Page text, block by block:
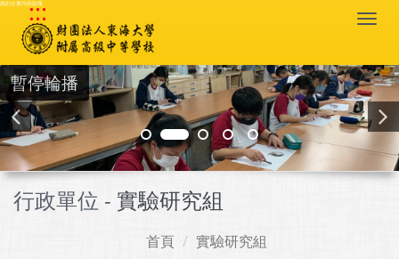
跳到主要內容區塊
:::
暫停輪播
行政單位 - 實驗研究組
首頁 實驗研究組